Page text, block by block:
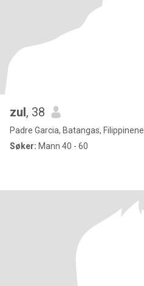
zul, 38
Padre Garcia, Batangas, Filippinene
Søker: Mann 40 - 60